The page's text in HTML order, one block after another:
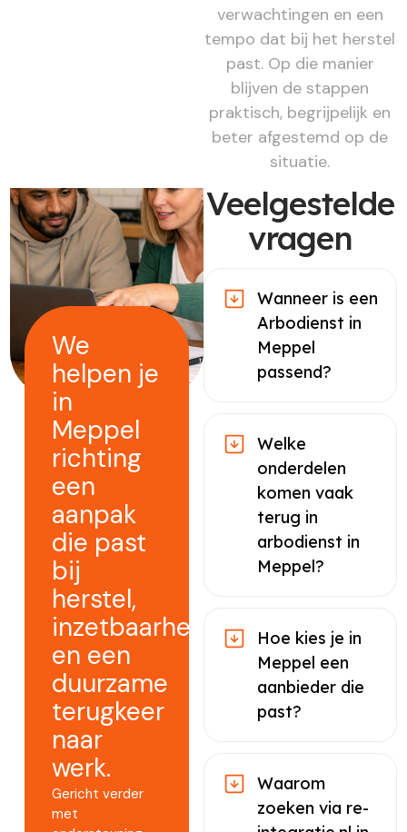
verwachtingen en een
tempo dat bij het herstel
past. Op die manier
blijven de stappen
praktisch, begrijpelijk en
beter afgestemd op de
situatie.
We
helpen je
in
Meppel
richting
een
aanpak
die past
bij
herstel,
inzetbaarheid
en een
duurzame
terugkeer
naar
werk.
Gericht verder
met
Veelgestelde
vragen
Wanneer is een
Arbodienst in
Meppel
passend?
Welke
onderdelen
komen vaak
terug in
arbodienst in
Meppel?
Hoe kies je in
Meppel een
aanbieder die
past?
Waarom
zoeken via re-